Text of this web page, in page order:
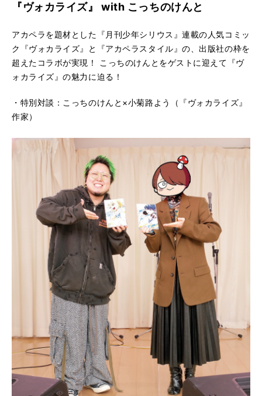
『ヴォカライズ』 with こっちのけんと
アカペラを題材とした『月刊少年シリウス』連載の人気コミッ
ク『ヴォカライズ』と『アカペラスタイル』の、出版社の枠を
超えたコラボが実現！ こっちのけんとをゲストに迎えて『ヴ
ォカライズ』の魅力に迫る！
・特別対談：こっちのけんと×小菊路よう（『ヴォカライズ』
作家）